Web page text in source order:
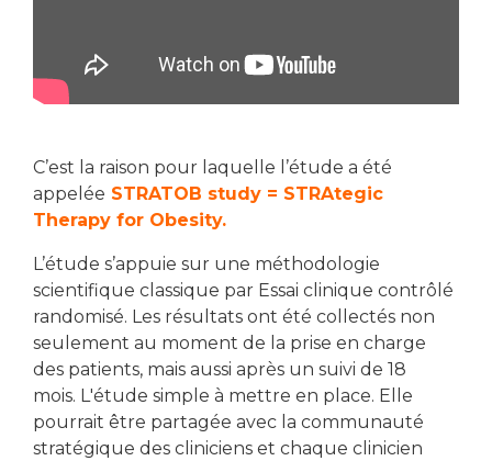
C’est la raison pour laquelle l’étude a été
appelée STRATOB study = STRAtegic
Therapy for Obesity.
L’étude s’appuie sur une méthodologie
scientifique classique par Essai clinique contrôlé
randomisé. Les résultats ont été collectés non
seulement au moment de la prise en charge
des patients, mais aussi après un suivi de 18
mois. L'étude simple à mettre en place. Elle
pourrait être partagée avec la communauté
stratégique des cliniciens et chaque clinicien